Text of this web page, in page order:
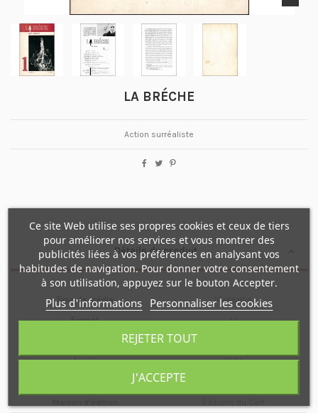
LA BRÉCHE
Action surréaliste
Détails du produit
Type de média Magazine
Format A5
Année 1961
Ce site Web utilise ses propres cookies et ceux de tiers
pour améliorer nos services et vous montrer des
publicités liées à vos préférences en analysant vos
habitudes de navigation. Pour donner votre consentement
à son utilisation, appuyez sur le bouton Accepter.
Plus d'informations Personnaliser les cookies
REJETER TOUT
J'ACCEPTE